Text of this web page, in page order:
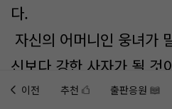
다.
자신의 어머니인 웅녀가
신보다 강한 사자가 될 것
이전 추천 출판응원
홈에미노벨 웹추가하기